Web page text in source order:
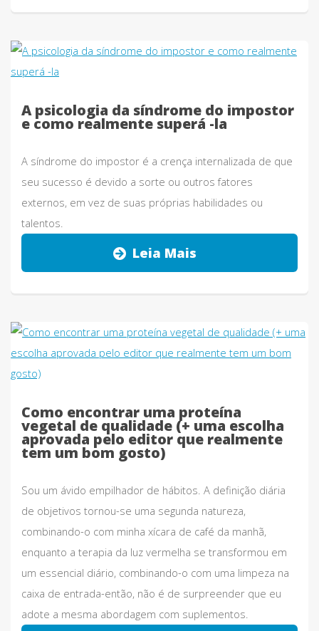
A psicologia da síndrome do impostor
e como realmente superá -la
A síndrome do impostor é a crença internalizada de que
seu sucesso é devido a sorte ou outros fatores
externos, em vez de suas próprias habilidades ou
talentos.
Leia Mais
Como encontrar uma proteína
vegetal de qualidade (+ uma escolha
aprovada pelo editor que realmente
tem um bom gosto)
Sou um ávido empilhador de hábitos. A definição diária
de objetivos tornou-se uma segunda natureza,
combinando-o com minha xícara de café da manhã,
enquanto a terapia da luz vermelha se transformou em
um essencial diário, combinando-o com uma limpeza na
caixa de entrada-então, não é de surpreender que eu
adote a mesma abordagem com suplementos.